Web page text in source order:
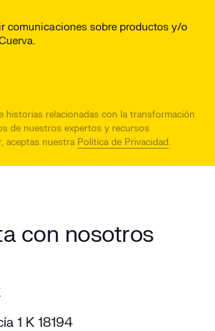
comunicaciones sobre productos y/o
historias relacionadas con la transformación
de nuestros expertos y recursos
aceptas nuestra Política de Privacidad.
con nosotros
1 K 18194